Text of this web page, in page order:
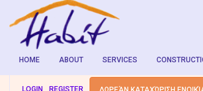
HOME ABOUT SERVICES
LOGIN REGISTER